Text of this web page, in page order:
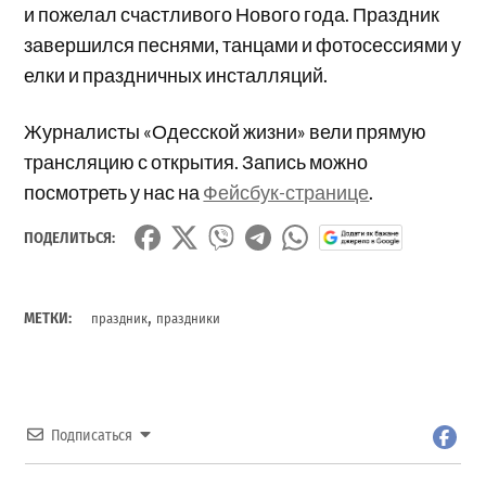
и пожелал счастливого Нового года. Праздник
завершился песнями, танцами и фотосессиями у
елки и праздничных инсталляций.
Журналисты «Одесской жизни» вели прямую
трансляцию с открытия. Запись можно
посмотреть у нас наФейсбук-странице.
ПОДЕЛИТЬСЯ:
МЕТКИ: праздник, праздники
Подписаться